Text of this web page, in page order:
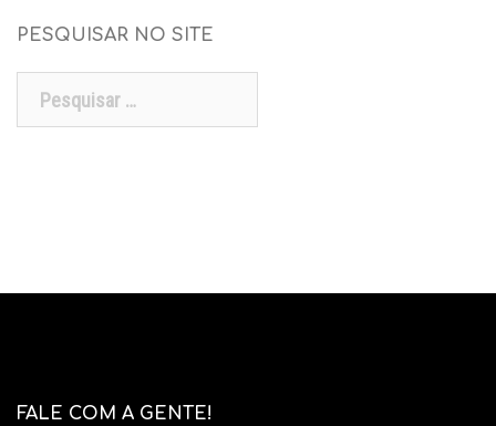
PESQUISAR NO SITE
Pesquisar
FALE COM A GENTE!